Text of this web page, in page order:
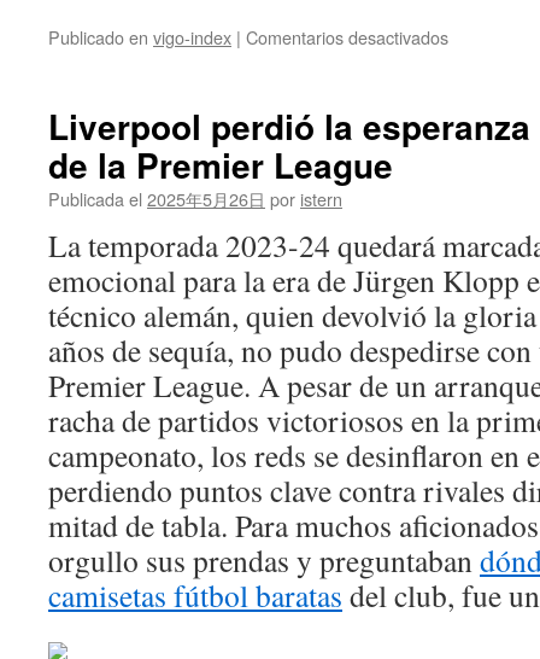
Publicado en vigo-index | Comentarios desactivadosen
y
feroz
batalla
el
título
la
Premier
League
Liverpool perdió la
de la Premier League
Publicada el 2025年5月26日 por istern
La temporada 2023-24 quedará
emocional para la era de Jürgen Klopp
técnico alemán, quien devolvió la
años de sequía, no pudo despedirse
Premier League. A pesar de un
racha de partidos victoriosos en la
campeonato, los reds se desinflaron en
perdiendo puntos clave contra rivales
mitad de tabla. Para muchos
orgullo sus prendas y preguntaban
camisetas fútbol baratas del club, fue